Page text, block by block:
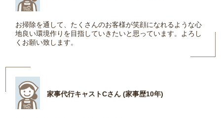
お掃除を通して、たくさんのお客様が笑顔になれるような心
地良い環境作りを目指していきたいと思っています。よろし
くお願い致します。
家事代行キャストCさん (家事歴10年)